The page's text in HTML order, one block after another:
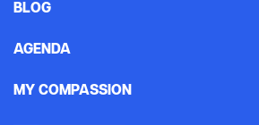
BLOG
AGENDA
MY COMPASSION